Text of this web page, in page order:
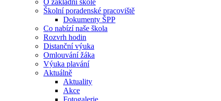
O základní škole
Školní poradenské pracoviště
Dokumenty ŠPP
Co nabízí naše škola
Rozvrh hodin
Distanční výuka
Omlouvání žáka
Výuka plavání
Aktuálně
Aktuality
Akce
Fotogalerie